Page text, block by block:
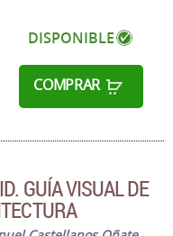
DISPONIBLE
COMPRAR
GUÍA VISUAL DE